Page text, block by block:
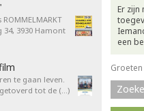
3930 Hamont
te gaan leven.
tot de (…)
Er zijn
een